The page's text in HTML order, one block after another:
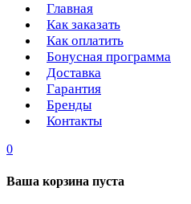
Главная
Как заказать
Как оплатить
Бонусная программа
Доставка
Гарантия
Бренды
Контакты
0
Ваша корзина пуста